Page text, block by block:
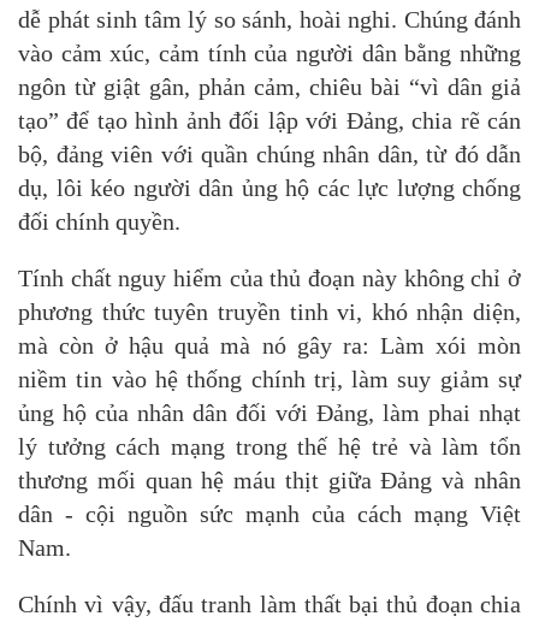
dễ phát sinh tâm lý so sánh, hoài nghi. Chúng đánh
vào cảm xúc, cảm tính của người dân bằng những
ngôn từ giật gân, phản cảm, chiêu bài “vì dân giả
tạo” để tạo hình ảnh đối lập với Đảng, chia rẽ cán
bộ, đảng viên với quần chúng nhân dân, từ đó dẫn
dụ, lôi kéo người dân ủng hộ các lực lượng chống
đối chính quyền.
Tính chất nguy hiểm của thủ đoạn này không chỉ ở
phương thức tuyên truyền tinh vi, khó nhận diện,
mà còn ở hậu quả mà nó gây ra: Làm xói mòn
niềm tin vào hệ thống chính trị, làm suy giảm sự
ủng hộ của nhân dân đối với Đảng, làm phai nhạt
lý tưởng cách mạng trong thế hệ trẻ và làm tổn
thương mối quan hệ máu thịt giữa Đảng và nhân
dân - cội nguồn sức mạnh của cách mạng Việt
Nam.
Chính vì vậy, đấu tranh làm thất bại thủ đoạn chia